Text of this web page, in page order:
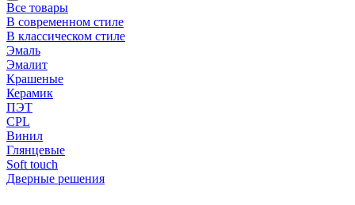
Все товары
В современном стиле
В классическом стиле
Эмаль
Эмалит
Крашеные
Керамик
ПЭТ
CPL
Винил
Глянцевые
Soft touch
Дверные решения